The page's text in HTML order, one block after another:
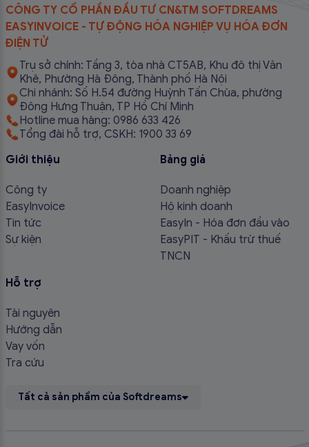
CÔNG TY CỔ PHẦN ĐẦU TƯ CN&TM SOFTDREAMS
EASYINVOICE - TỰ ĐỘNG HÓA NGHIỆP VỤ HÓA ĐƠN
ĐIỆN TỬ
Trụ sở chính: Tầng 3, tòa nhà CT5AB, Khu đô thị Văn
Khê, Phường Hà Đông, Thành phố Hà Nội
Chi nhánh: Số H.54 đường Huỳnh Tấn Chùa, phường
Đông Hưng Thuận, TP Hồ Chí Minh
Hotline mua hàng: 0986 633 426
Tổng đài hỗ trợ, CSKH: 1900 33 69
Giới thiệu
Công ty
EasyInvoice
Tin tức
Sự kiện
Bảng giá
Doanh nghiệp
Hộ kinh doanh
EasyIn - Hóa đơn đầu vào
EasyPIT - Khấu trừ thuế
TNCN
Hỗ trợ
Tài nguyên
Hướng dẫn
Vay vốn
Tra cứu
Tất cả sản phẩm của Softdreams